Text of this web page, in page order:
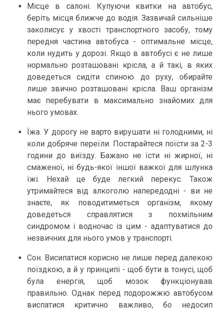
Місце в салоні. Купуючи квитки на автобус,
беріть місця ближче до водія. Зазвичай сильніше
заколисує у хвості транспортного засобу, тому
передня частина автобуса - оптимальне місце,
коли нудить у дорозі. Якщо в автобусі є не лише
нормально розташовані крісла, а й такі, в яких
доведеться сидіти спиною до руху, обирайте
лише звично розташовані крісла. Ваш організм
має перебувати в максимально знайомих для
нього умовах.
Їжа. У дорогу не варто вирушати ні голодними, ні
коли добряче переїли. Постарайтеся поїсти за 2-3
години до виїзду. Бажано не їсти ні жирної, ні
смаженої, ні будь-якої іншої важкої для шлунка
їжі. Нехай це буде легкий перекус. Також
утримайтеся від алкоголю напередодні - ви не
знаєте, як поводитиметься організм, якому
доведеться справлятися з похмільним
синдромом і водночас із цим - адаптуватися до
незвичних для нього умов у транспорті.
Сон. Висипатися корисно не лише перед далекою
поїздкою, а й у принципі - щоб бути в тонусі, щоб
була енергія, щоб мозок функціонував
правильно. Однак перед подорожжю автобусом
виспатися критично важливо, бо недосип